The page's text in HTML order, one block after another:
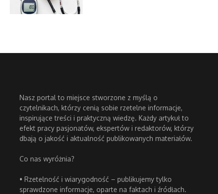
Nasz portal to miejsce stworzone z myślą o
czytelnikach, którzy cenią sobie rzetelne informacje,
inspirujące treści i praktyczną wiedzę. Każdy artykuł to
efekt pracy pasjonatów, ekspertów i redaktorów, którzy
dbają o jakość i aktualność publikowanych materiałów.
Co nas wyróżnia?
• Rzetelność i wiarygodność – publikujemy tylko
sprawdzone informacje, oparte na faktach i źródłach.